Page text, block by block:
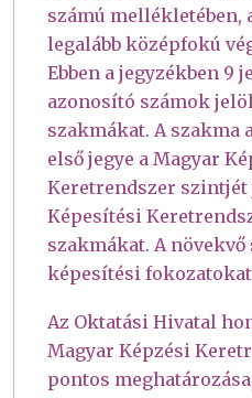
számú mellékletében,
legalább középfokú
Ebben a jegyzékben 9
azonosító számok
szakmákat. A szakma
első jegye a Magyar
Keretrendszer szintjét
Képesítési
szakmákat. A növekvő
képesítési
Az Oktatási Hivatal
Magyar Képzési
pontos